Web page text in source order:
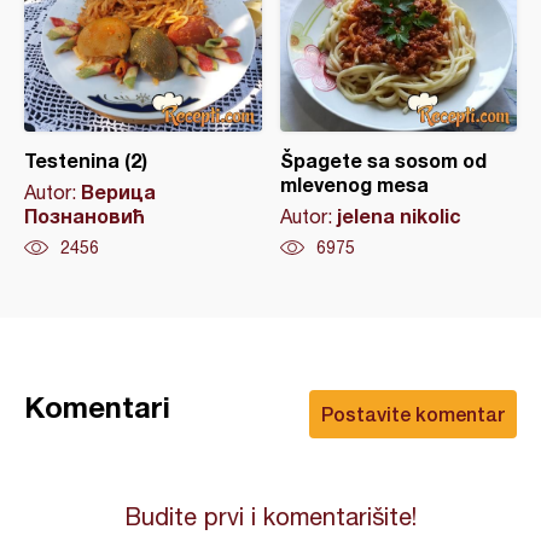
Testenina (2)
Autor: Верица
Познановић
2456
Špagete sa sosom od
mlevenog mesa
Autor: jelena nikolic
6975
Postavite komentar
Komentari
Budite prvi i komentarišite!